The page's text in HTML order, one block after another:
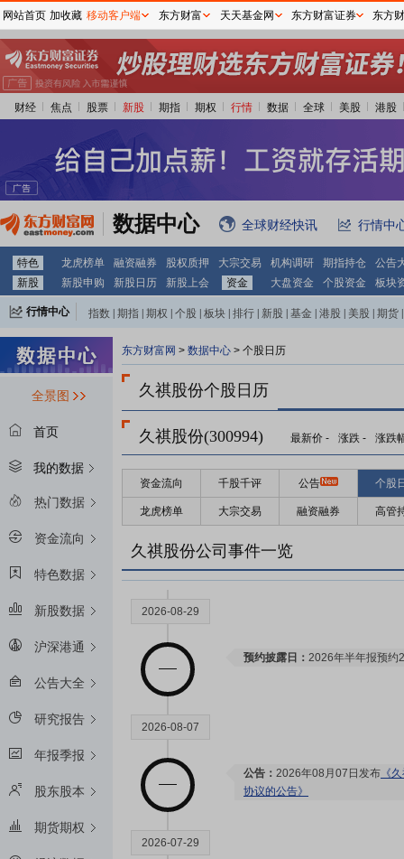
财经 焦点 股票 新股 期指 期权 行情 数据 全球 美股 港股
数据中心 全球财经快讯 行情中
特色 龙虎榜单 融资融券 股权质押 大宗交易 机构调研 期指持仓
公告
新股
新股申购 新股日历 新股上会 资金 大盘资金 个股资金 板块
行情中心 指数 期指 期权 个股 板块 排行 新股 基金 港股 美股 期货
全景图
首页
我的数据
热门数据
资金流向
特色数据
新股数据
沪深港通
公告大全
研究报告
年报季报
股东股本
期货期权
东方财富网 > 数据中心 > 个股日历
久祺股份个股日历
久祺股份(300994) 最新价 - 涨跌 - 涨跌
资金流向 千股千评 公告 个股
龙虎榜单 大宗交易 融资融券 高管
久祺股份公司事件一览
2026-08-29
预约披露日： 2026年半年报预约
2026-08-07
公告： 2026年08月07日发布 《
协议的公告》
2026-07-29
网站首页 加收藏 移动客户端 东方财富 天天基金网 东方财富证券 东方